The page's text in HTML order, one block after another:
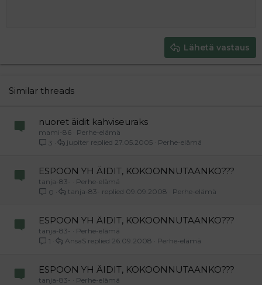
26
Lähetä vastaus
Similar threads
nuoret äidit kahviseuraks
mami-86
Perhe-elämä
3
Perhe-elämä
27.05.2005
jupiter
ESPOON YH ÄIDIT, KOKOONNUTAANKO???
tanja-83-
Perhe-elämä
0
Perhe-elämä
09.09.2008
tanja-83-
ESPOON YH ÄIDIT, KOKOONNUTAANKO???
tanja-83-
Perhe-elämä
1
Perhe-elämä
26.09.2008
AnsaS
ESPOON YH ÄIDIT, KOKOONNUTAANKO???
tanja-83-
Perhe-elämä